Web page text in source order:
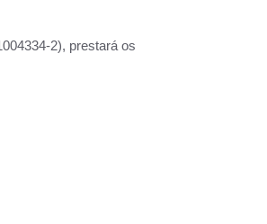
2), prestará os